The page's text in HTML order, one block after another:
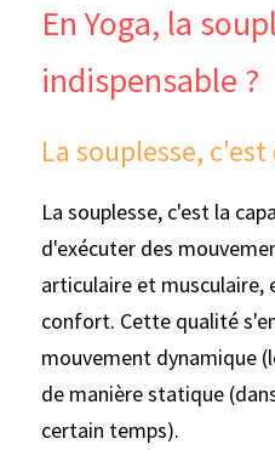
En Yoga, la
indispensable ?
La souplesse,
La souplesse, c'est la
d'exécuter des
articulaire et musculaire,
confort. Cette qualité
mouvement dynamique
de manière statique
certain temps).